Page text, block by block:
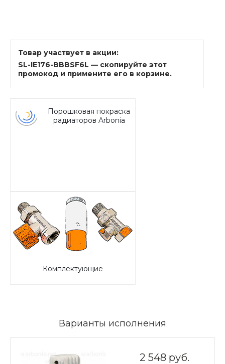
Товар участвует в акции:
SL-IE176-BBBSF6L — скопируйте этот
промокод и примените его в корзине.
Порошковая покраска
радиаторов Arbonia
Комплектующие
Варианты исполнения
2 548 руб.